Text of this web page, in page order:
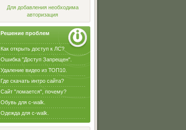
Для добавления необходима
авторизация
Решение проблем
Как открыть доступ к ЛС?
Ошибка "Доступ Запрещен".
Удаление видео из ТОП10.
Где скачать интро сайта?
Сайт "ломается", почему?
Обувь для c-walk.
Одежда для c-walk.